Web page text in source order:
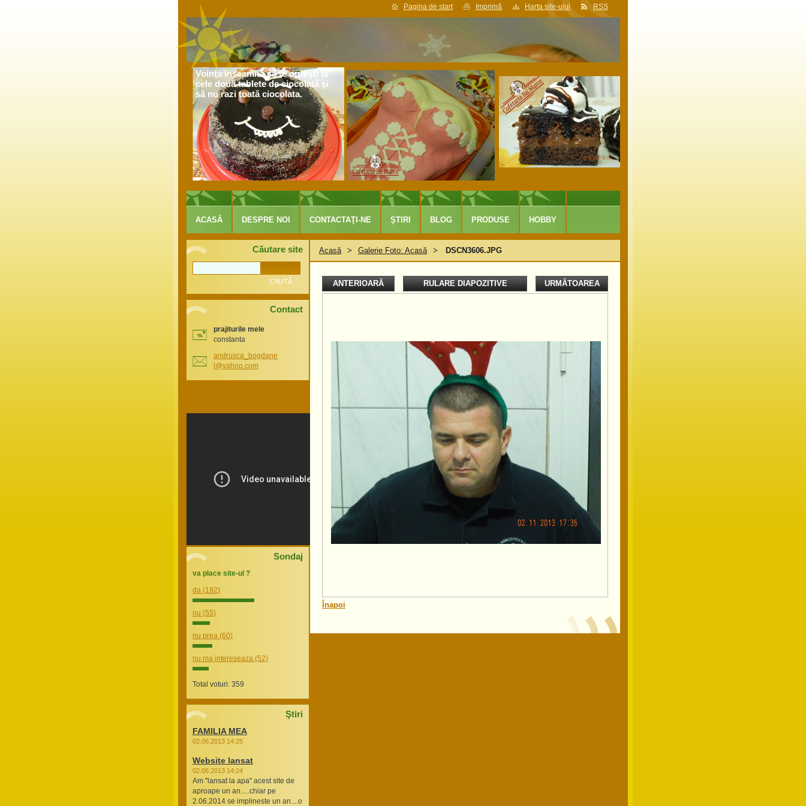
Pagina de start Imprimă Harta site-ului RSS
Voinţa înseamnă să te opreşti la
cele două tablete de ciocolată şi
să nu razi toată ciocolata.
Căutare site
Contact
prajiturile mele
constanta
andrusca _bogdane
l@yahoo.com
Sondaj
va place site-ul ?
da (192)
nu (55)
nu prea (60)
nu ma intereseaza (52)
Total voturi: 359
Ştiri
FAMILIA MEA
02.06.2013 14:25
Website lansat
02.06.2013 14:24
Am "lansat la apa" acest site de
aproape un an.....chiar pe
2.06.2014 se implineste un an....o
Acasă > Galerie Foto: Acasă > DSCN3606.JPG
ANTERIOARĂ RULARE DIAPOZITIVE URMĂTOAREA
Înapoi
ACASĂ DESPRE NOI CONTACTAŢI-NE ŞTIRI BLOG PRODUSE HOBBY